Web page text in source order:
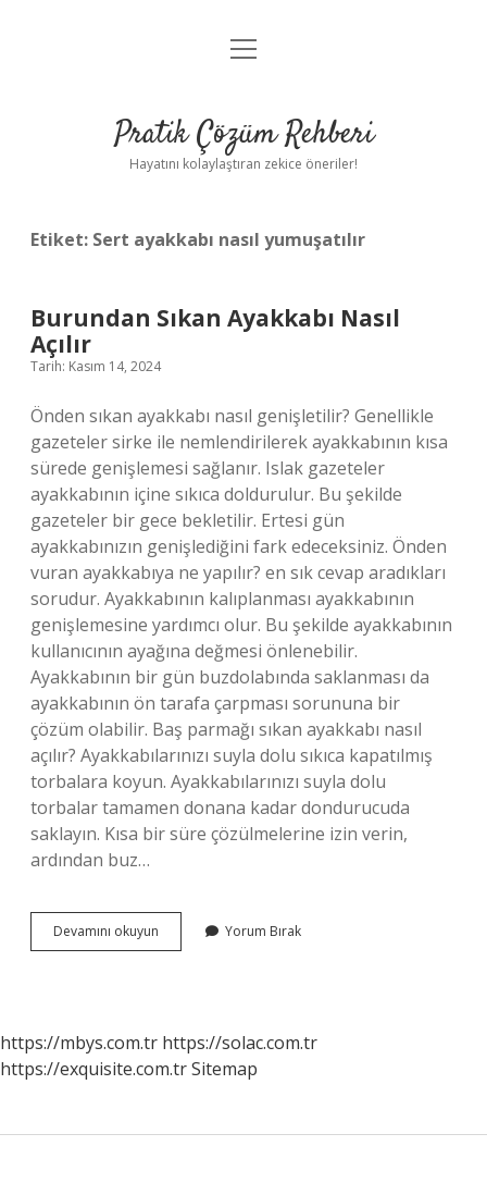
Anasayfa
Yasal Uyarı
menüyü
Pratik Çözüm Rehberi
Hayatını kolaylaştıran zekice öneriler!
Etiket: Sert ayakkabı nasıl yumuşatılır
Burundan Sıkan Ayakkabı Nasıl
Açılır
Tarih: Kasım 14, 2024
Önden sıkan ayakkabı nasıl genişletilir? Genellikle
gazeteler sirke ile nemlendirilerek ayakkabının kısa
sürede genişlemesi sağlanır. Islak gazeteler
ayakkabının içine sıkıca doldurulur. Bu şekilde
gazeteler bir gece bekletilir. Ertesi gün
ayakkabınızın genişlediğini fark edeceksiniz. Önden
vuran ayakkabıya ne yapılır? en sık cevap aradıkları
sorudur. Ayakkabının kalıplanması ayakkabının
genişlemesine yardımcı olur. Bu şekilde ayakkabının
kullanıcının ayağına değmesi önlenebilir.
Ayakkabının bir gün buzdolabında saklanması da
ayakkabının ön tarafa çarpması sorununa bir
çözüm olabilir. Baş parmağı sıkan ayakkabı nasıl
açılır? Ayakkabılarınızı suyla dolu sıkıca kapatılmış
torbalara koyun. Ayakkabılarınızı suyla dolu
torbalar tamamen donana kadar dondurucuda
saklayın. Kısa bir süre çözülmelerine izin verin,
ardından buz…
Devamını okuyun Burundan
Sıkan
Yorum Bırak
https://mbys.com.tr https://solac.com.tr
https://exquisite.com.trSitemap